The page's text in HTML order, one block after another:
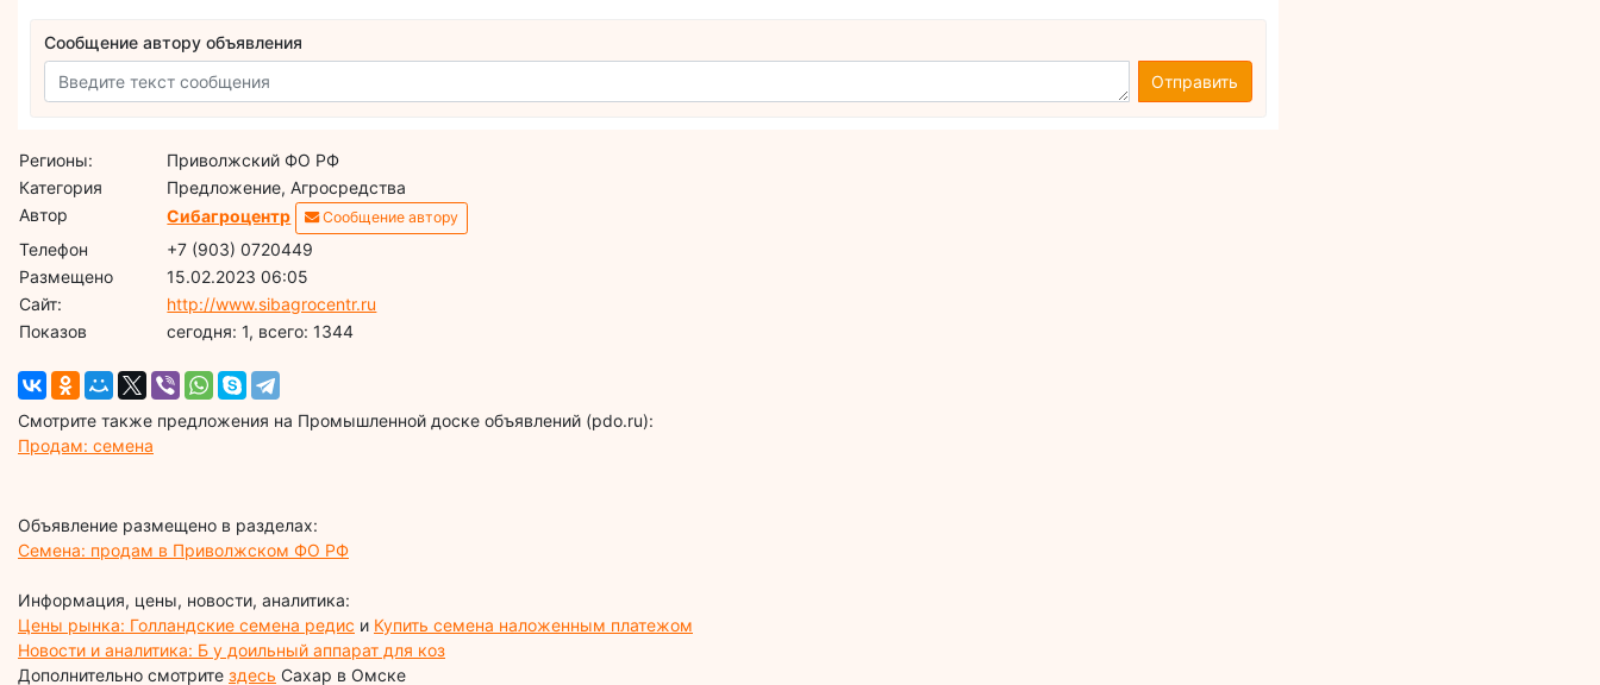
Сообщение автору объявления
Отправить
Регионы:
Приволжский ФО РФ
Категория
Предложение, Агросредства
Автор
Сибагроцентр Сообщение автору
Телефон
+7 (903) 0720449
Размещено
15.02.2023 06:05
Сайт:
http://www.sibagrocentr.ru
Показов
cегодня: 1, всего: 1344
Смотрите также предложения на Промышленной доске объявлений (pdo.ru):
Продам: семена
Объявление размещено в разделах:
Семена: продам в Приволжском ФО РФ
Информация, цены, новости, аналитика:
Цены рынка: Голландские семена редис и Купить семена наложенным платежом
Новости и аналитика: Б у доильный аппарат для коз
Дополнительно смотрите здесь Сахар в Омске